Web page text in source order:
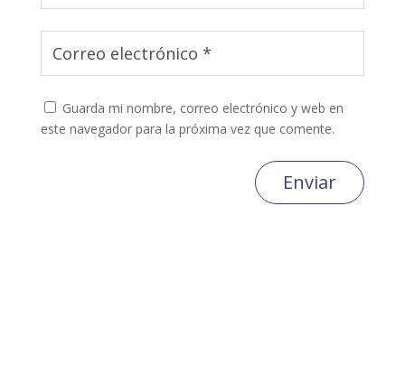
Guarda mi nombre, correo electrónico y web en
este navegador para la próxima vez que comente.
Enviar